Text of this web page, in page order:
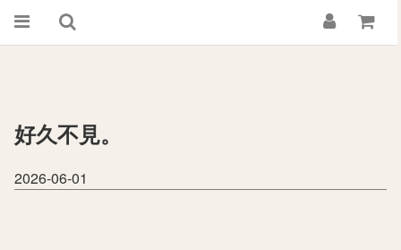
好久不見。
2026-06-01